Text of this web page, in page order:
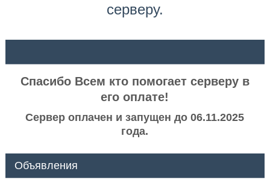
серверу.
Спасибо Всем кто помогает серверу в
его оплате!
Сервер оплачен и запущен до 06.11.2025
года.
Объявления